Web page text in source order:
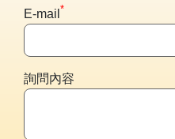
E-mail *
詢問內容